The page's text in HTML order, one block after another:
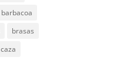
barbacoa
brasas
caza